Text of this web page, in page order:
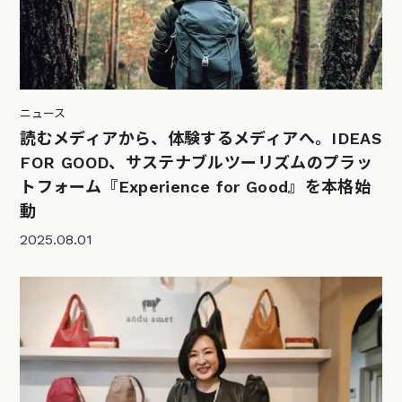
ニュース
読むメディアから、体験するメディアへ。IDEAS
FOR GOOD、サステナブルツーリズムのプラッ
トフォーム『Experience for Good』を本格始
動
2025.08.01